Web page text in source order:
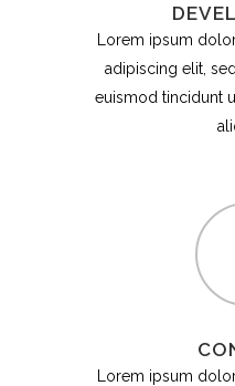
Lorem ipsum
adipiscing elit,
euismod tincidunt
Lorem ipsum